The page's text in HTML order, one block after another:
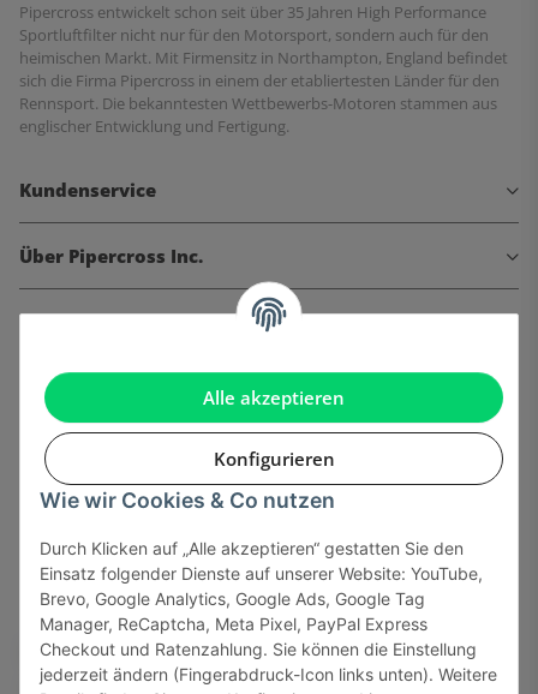
Alle akzeptieren
Konfigurieren
Wie wir Cookies & Co nutzen
Durch Klicken auf „Alle akzeptieren“ gestatten Sie den
Einsatz folgender Dienste auf unserer Website: YouTube,
Brevo, Google Analytics, Google Ads, Google Tag
Manager, ReCaptcha, Meta Pixel, PayPal Express
Checkout und Ratenzahlung. Sie können die Einstellung
jederzeit ändern (Fingerabdruck-Icon links unten). Weitere
Pipercross entwickelt schon seit über 35 Jahren High Performance
Sportluftfilter nicht nur für den Motorsport, sondern auch für den
heimischen Markt. Mit Firmensitz in Northampton, England befindet
sich die Firma Pipercross in einem der etabliertesten Länder für den
Rennsport. Die bekanntesten Wettbewerbs-Motoren stammen aus
englischer Entwicklung und Fertigung.
Kundenservice
Über Pipercross Inc.
Informationen
Gesetzliche Informationen
Sicher bezahlen via: